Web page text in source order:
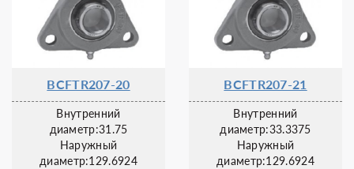
BCFTR207-20
Внутренний
диаметр:31.75
Наружный
диаметр:129.6924
BCFTR207-21
Внутренний
диаметр:33.3375
Наружный
диаметр:129.6924